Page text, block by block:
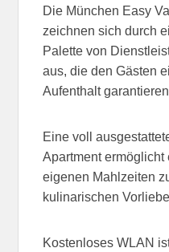
Die München Easy
zeichnen sich durch
Palette von
aus, die den Gästen
Aufenthalt
Eine voll
Apartment ermöglicht
eigenen Mahlzeiten
kulinarischen
Kostenloses WLAN